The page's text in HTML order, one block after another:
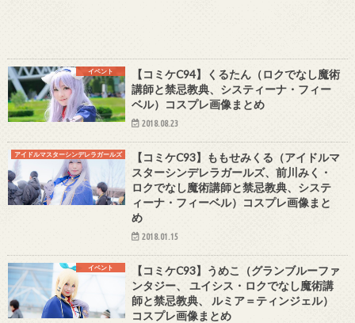
イベント
【コミケC94】くるたん（ロクでなし魔術
講師と禁忌教典、システィーナ・フィー
ベル）コスプレ画像まとめ
2018.08.23
アイドルマスターシンデレラガールズ
【コミケC93】ももせみくる（アイドルマ
スターシンデレラガールズ、前川みく・
ロクでなし魔術講師と禁忌教典、システ
ィーナ・フィーベル）コスプレ画像まと
め
2018.01.15
イベント
【コミケC93】うめこ（グランブルーファ
ンタジー、 ユイシス・ロクでなし魔術講
師と禁忌教典、 ルミア＝ティンジェル）
コスプレ画像まとめ